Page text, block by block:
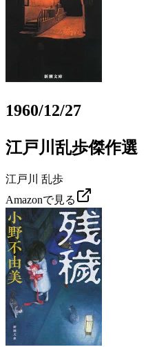
1960/12/27
江戸川乱歩傑作選
江戸川 乱歩
Amazonで見る